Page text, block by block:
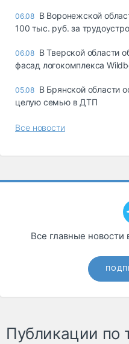
06.08 В Воронежской
100 тыс. руб. за
06.08 В Тверской области
фасад логокомплекса
05.08 В Брянской области
целую семью в ДТП
Все новости
Все главные новости
Публикации по